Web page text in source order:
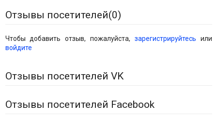
Отзывы посетителей(0)
Чтобы добавить отзыв, пожалуйста, зарегистрируйтесь или
войдите
Отзывы посетителей VK
Отзывы посетителей Facebook